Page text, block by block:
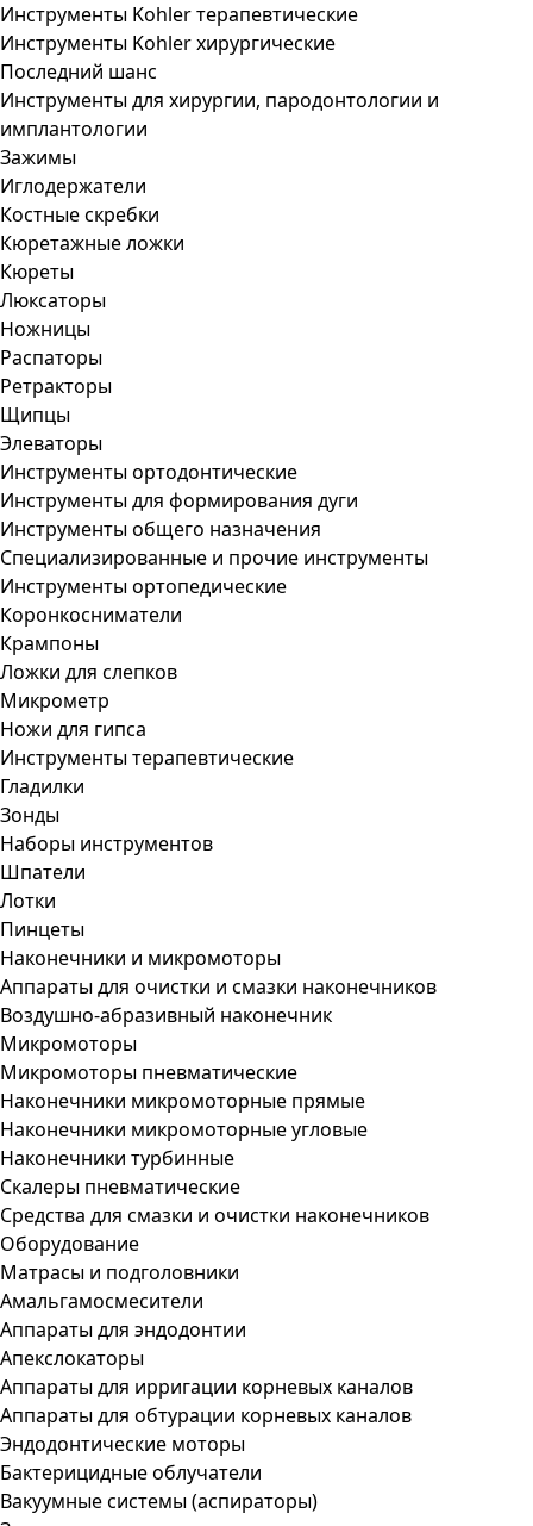
Инструменты Kohler терапевтические
Инструменты Kohler хирургические
Последний шанс
Инструменты для хирургии, пародонтологии и
имплантологии
Зажимы
Иглодержатели
Костные скребки
Кюретажные ложки
Кюреты
Люксаторы
Ножницы
Распаторы
Ретракторы
Щипцы
Элеваторы
Инструменты ортодонтические
Инструменты для формирования дуги
Инструменты общего назначения
Специализированные и прочие инструменты
Инструменты ортопедические
Коронкосниматели
Крампоны
Ложки для слепков
Микрометр
Ножи для гипса
Инструменты терапевтические
Гладилки
Зонды
Наборы инструментов
Шпатели
Лотки
Пинцеты
Наконечники и микромоторы
Аппараты для очистки и смазки наконечников
Воздушно-абразивный наконечник
Микромоторы
Микромоторы пневматические
Наконечники микромоторные прямые
Наконечники микромоторные угловые
Наконечники турбинные
Скалеры пневматические
Средства для смазки и очистки наконечников
Оборудование
Матрасы и подголовники
Амальгамосмесители
Аппараты для эндодонтии
Апекслокаторы
Аппараты для ирригации корневых каналов
Аппараты для обтурации корневых каналов
Эндодонтические моторы
Бактерицидные облучатели
Вакуумные системы (аспираторы)